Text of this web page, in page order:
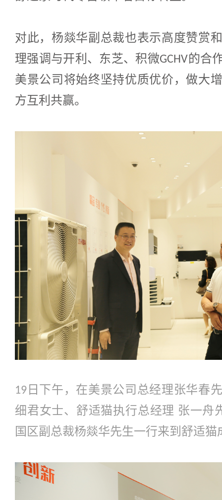
对此，杨燚华副总裁也表示高度赞赏
理强调与开利、东芝、积微GCHV的合
美景公司将始终坚持优质优价，做大
方互利共赢。
19 日下午，在美景公司总经理张华春
细君女士、舒适猫执行总经理 张一舟
国区副总裁杨燚华先生一行来到舒适